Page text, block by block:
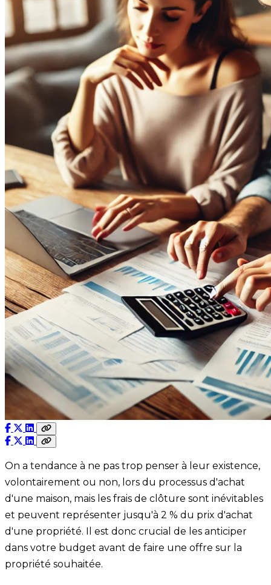
On a tendance à ne pas trop penser à leur existence,
volontairement ou non, lors du processus d'achat
d'une maison, mais les frais de clôture sont inévitables
et peuvent représenter jusqu'à 2 % du prix d'achat
d'une propriété. Il est donc crucial de les anticiper
dans votre budget avant de faire une offre sur la
propriété souhaitée.